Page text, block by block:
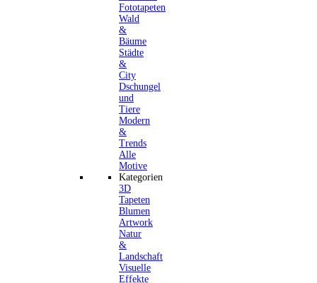
Fototapeten
Wald
&
Bäume
Städte
&
City
Dschungel
und
Tiere
Modern
&
Trends
Alle
Motive
Kategorien
3D
Tapeten
Blumen
Artwork
Natur
&
Landschaft
Visuelle
Effekte